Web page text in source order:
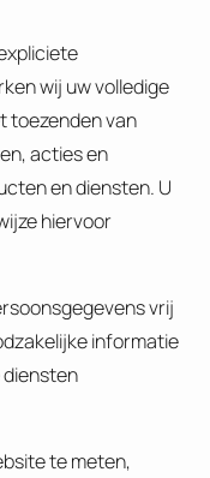
wij uw volledige
toezenden van
acties en
en diensten. U
hiervoor
vrij
informatie
diensten
te meten,